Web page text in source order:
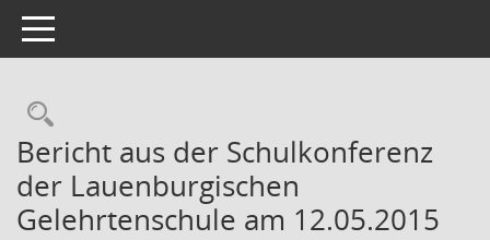
Toggle navigation
Rechercheauswahl
Bericht aus der Schulkonferenz
der Lauenburgischen
Gelehrtenschule am 12.05.2015